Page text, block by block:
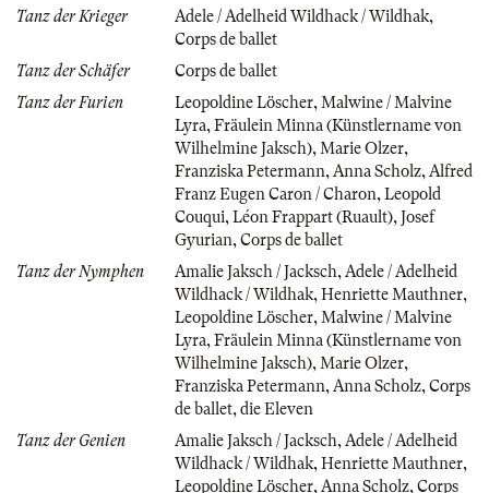
Tanz der Krieger
Adele / Adelheid Wildhack / Wildhak,
Corps de ballet
Tanz der Schäfer
Corps de ballet
Tanz der Furien
Leopoldine Löscher,Malwine / Malvine
Lyra,Fräulein Minna (Künstlername von
Wilhelmine Jaksch),Marie Olzer,
Franziska Petermann,Anna Scholz,Alfred
Franz Eugen Caron / Charon,Leopold
Couqui,Léon Frappart (Ruault),Josef
Gyurian,Corps de ballet
Tanz der Nymphen
Amalie Jaksch / Jacksch,Adele / Adelheid
Wildhack / Wildhak,Henriette Mauthner,
Leopoldine Löscher,Malwine / Malvine
Lyra,Fräulein Minna (Künstlername von
Wilhelmine Jaksch),Marie Olzer,
Franziska Petermann,Anna Scholz,Corps
de ballet,die Eleven
Tanz der Genien
Amalie Jaksch / Jacksch,Adele / Adelheid
Wildhack / Wildhak,Henriette Mauthner,
Leopoldine Löscher,Anna Scholz,Corps